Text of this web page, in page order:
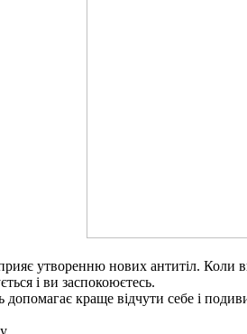
утворенню нових антитіл. Коли
і ви заспокоюєтесь.
допомагає краще відчути себе і